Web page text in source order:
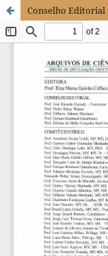
Conselho Editorial